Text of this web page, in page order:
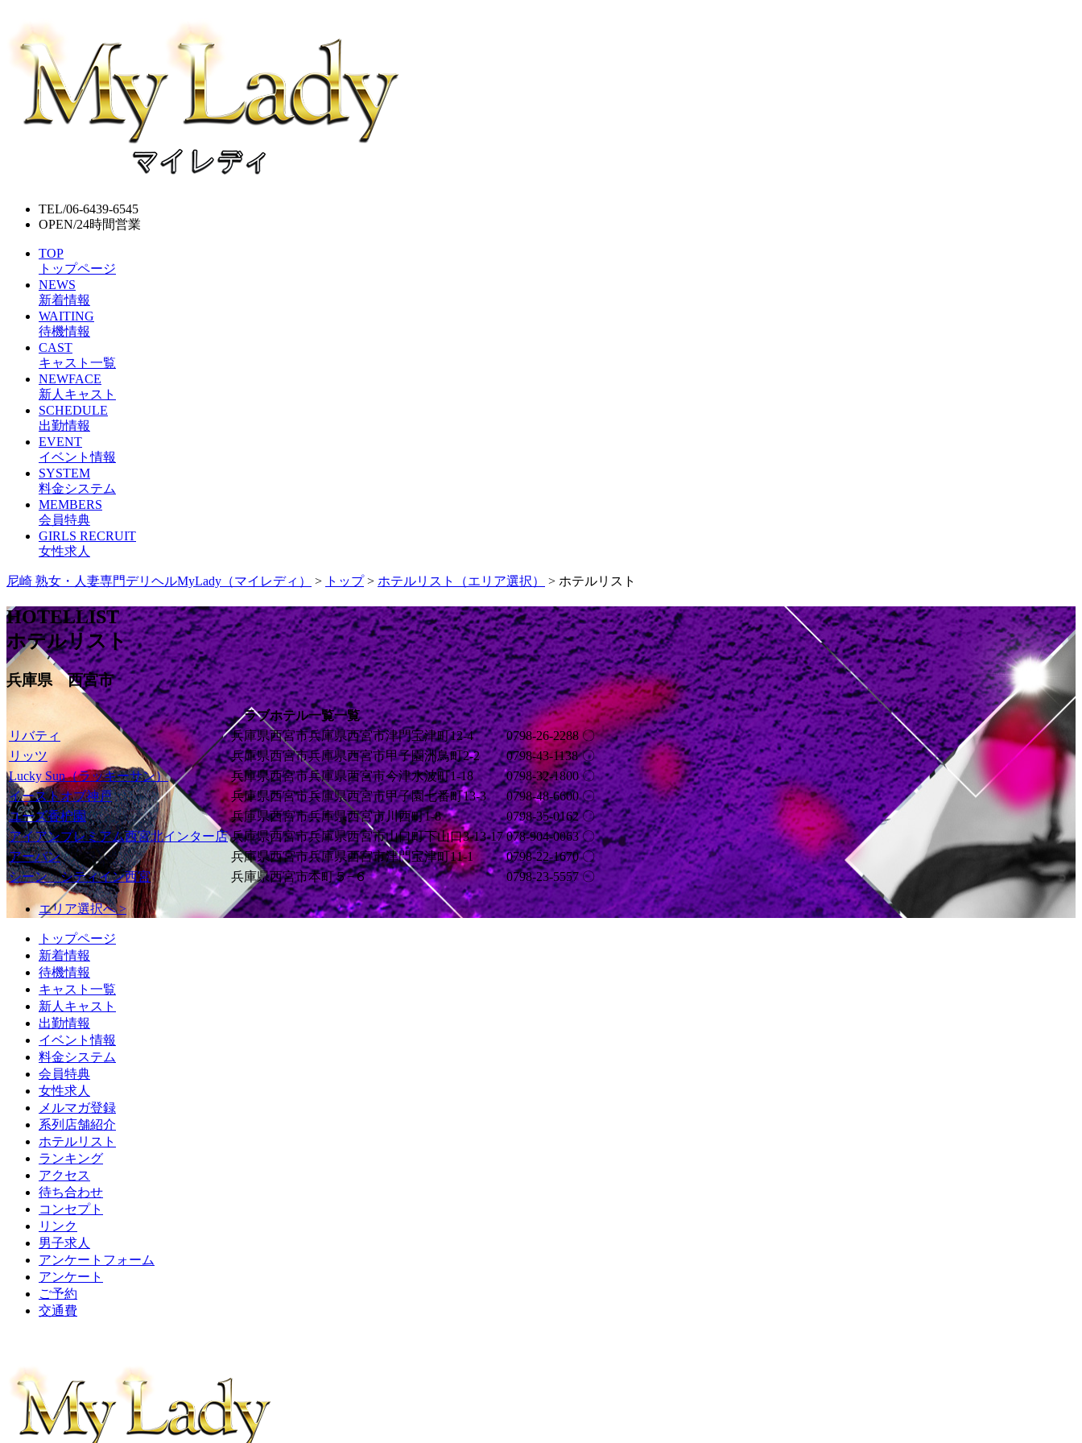
TEL/06-6439-6545
OPEN/24時間営業
TOP
トップページ
NEWS
新着情報
WAITING
待機情報
CAST
キャスト一覧
NEWFACE
新人キャスト
SCHEDULE
出勤情報
EVENT
イベント情報
SYSTEM
料金システム
MEMBERS
会員特典
GIRLS RECRUIT
女性求人
尼崎 熟女・人妻専門デリヘルMyLady（マイレディ） > トップ> ホテルリスト（エリア選択） > ホテルリスト
HOTELLIST
ホテルリスト
兵庫県 西宮市
ラブホテル一覧一覧
リバティ
兵庫県西宮市兵庫県西宮市津門宝津町12-4 0798-26-2288 〇
リッツ
兵庫県西宮市兵庫県西宮市甲子園洲鳥町2-2 0798-43-1138 〇
Lucky Sun（ラッキーサン）
兵庫県西宮市兵庫県西宮市今津水波町1-18 0798-32-1800 〇
イーストオブ神戸
兵庫県西宮市兵庫県西宮市甲子園七番町13-3 0798-48-6600 〇
ユーズ香枦園
兵庫県西宮市兵庫県西宮市川西町1-8 0798-35-0162 〇
アイアンプレミアム西宮北インター店 兵庫県西宮市兵庫県西宮市山口町下山口3-13-17 078-904-0063 〇
アーバン
兵庫県西宮市兵庫県西宮市津門宝津町11-1 0798-22-1670 〇
シーン シティイン西宮
兵庫県西宮市本町５−６ 0798-23-5557 〇
エリア選択へ >
トップページ
新着情報
待機情報
キャスト一覧
新人キャスト
出勤情報
イベント情報
料金システム
会員特典
女性求人
メルマガ登録
系列店舗紹介
ホテルリスト
ランキング
アクセス
待ち合わせ
コンセプト
リンク
男子求人
アンケートフォーム
アンケート
ご予約
交通費